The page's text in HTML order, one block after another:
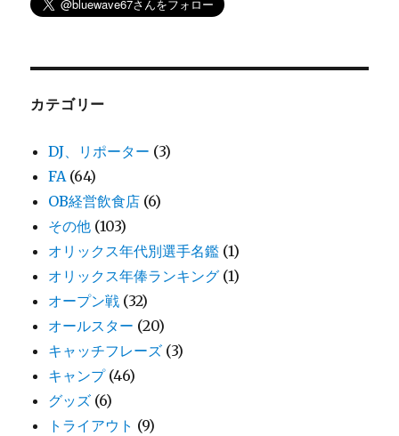
カテゴリー
DJ、リポーター (3)
FA(64)
OB経営飲食店 (6)
その他 (103)
オリックス年代別選手名鑑 (1)
オリックス年俸ランキング (1)
オープン戦 (32)
オールスター (20)
キャッチフレーズ (3)
キャンプ(46)
グッズ (6)
トライアウト (9)